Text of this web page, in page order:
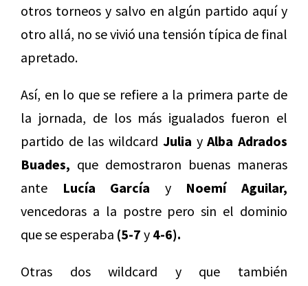
otros torneos y salvo en algún partido aquí y
otro allá, no se vivió una tensión típica de final
apretado.
Así, en lo que se refiere a la primera parte de
la jornada, de los más igualados fueron el
partido de las wildcard Julia yAlba Adrados
Buades, que demostraron buenas maneras
ante Lucía García y Noemí Aguilar,
vencedoras a la postre pero sin el dominio
que se esperaba (5-7 y 4-6).
Otras dos wildcard y que también